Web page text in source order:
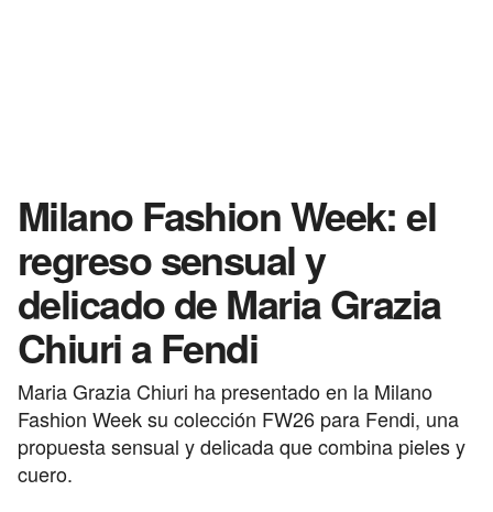
Milano Fashion Week: el
regreso sensual y
delicado de Maria Grazia
Chiuri a Fendi
Maria Grazia Chiuri ha presentado en la Milano
Fashion Week su colección FW26 para Fendi, una
propuesta sensual y delicada que combina pieles y
cuero.